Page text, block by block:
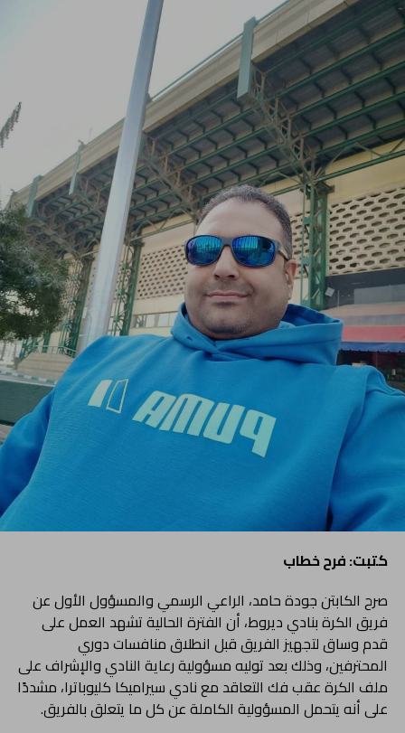
كتبت: فرح خطاب
صرح الكابتن جودة حامد، الراعي الرسمي والمسؤول الأول عن
فريق الكرة بنادي ديروط، أن الفترة الحالية تشهد العمل على
قدم وساق لتجهيز الفريق قبل انطلاق منافسات دوري
المحترفين، وذلك بعد توليه مسؤولية رعاية النادي والإشراف على
ملف الكرة عقب فك التعاقد مع نادي سيراميكا كليوباترا، مشددًا
على أنه يتحمل المسؤولية الكاملة عن كل ما يتعلق بالفريق.